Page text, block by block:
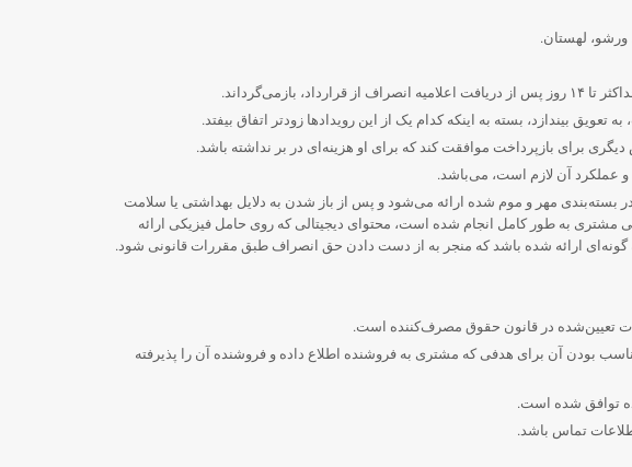
بیندازد، بسته به اینکه کدام یک از این رویدادها زودتر اتفاق بیفتد.
برای بازپرداخت موافقت کند که برای او هزینه‌ای در بر نداشته باشد.
بسته‌بندی مهر و موم شده ارائه می‌شود و پس از باز شدن به دلایل بهداشتی یا سلامت
مشتری به طور کامل انجام شده است، محتوای دیجیتالی که روی حامل فیزیکی ارائه
تعیین‌شده در قانون حقوق مصرف‌کننده است.
بودن آن برای هدفی که مشتری به فروشنده اطلاع داده و فروشنده آن را پذیرفته
توافق شده است.
تماس باشد.